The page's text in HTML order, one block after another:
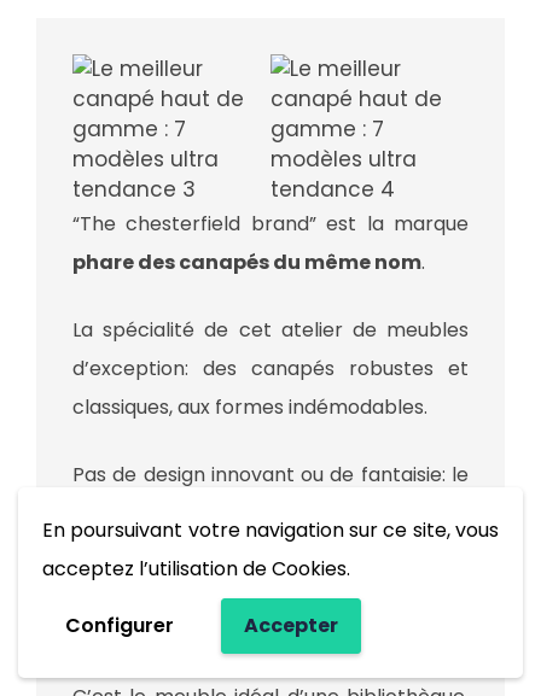
En poursuivant votre navigation sur ce site, vous
acceptez l’utilisation de Cookies.
Configurer Accepter
“The chesterfield brand” est la marque
phare des canapés du même nom.
La spécialité de cet atelier de meubles
d’exception: des canapés robustes et
classiques, aux formes indémodables.
Pas de design innovant ou de fantaisie: le
gamme.